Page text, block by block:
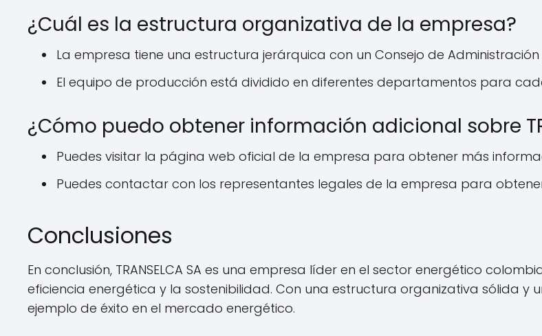
¿Cuál es la estructura organizativa de la empresa?
La empresa tiene una estructura jerárquica con un Consejo de
El equipo de producción está dividido en diferentes departamentos para
¿Cómo puedo obtener información adicional sobre
Puedes visitar la página web oficial de la empresa para obtener más
Puedes contactar con los representantes legales de la empresa para
Conclusiones
En conclusión, TRANSELCA SA es una empresa líder en el sector energético
eficiencia energética y la sostenibilidad. Con una estructura organizativa sólida y
ejemplo de éxito en el mercado energético.